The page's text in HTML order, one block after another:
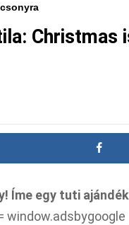
Christmas
Íme egy tuti
window.adsbygoogle